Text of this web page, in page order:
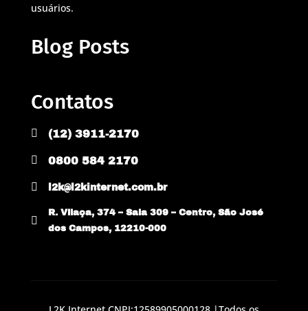
usuários.
Blog Posts
Contatos
 (12) 3911-2170
 0800 584 2170
 l2k@l2kinternet.com.br

R. Vilaça, 374 – Sala 309 – Centro, São José
dos Campos, 12210-000